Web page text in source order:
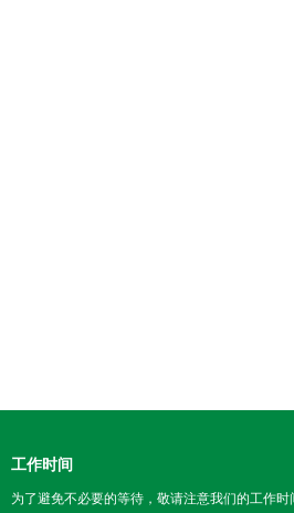
工作时间
为了避免不必要的等待，敬请注意我们的工作